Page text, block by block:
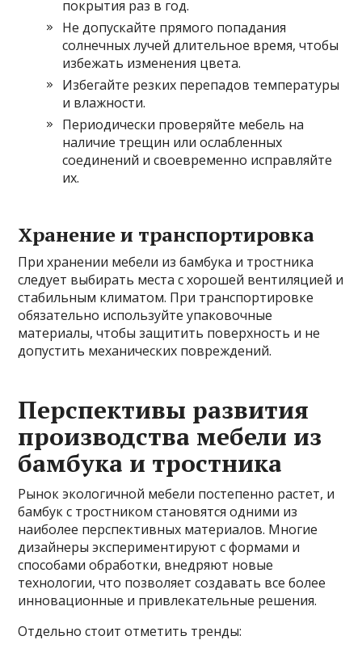
покрытия раз в год.
Не допускайте прямого попадания
солнечных лучей длительное время, чтобы
избежать изменения цвета.
Избегайте резких перепадов температуры
и влажности.
Периодически проверяйте мебель на
наличие трещин или ослабленных
соединений и своевременно исправляйте
их.
Хранение и транспортировка
При хранении мебели из бамбука и тростника
следует выбирать места с хорошей вентиляцией и
стабильным климатом. При транспортировке
обязательно используйте упаковочные
материалы, чтобы защитить поверхность и не
допустить механических повреждений.
Перспективы развития
производства мебели из
бамбука и тростника
Рынок экологичной мебели постепенно растет, и
бамбук с тростником становятся одними из
наиболее перспективных материалов. Многие
дизайнеры экспериментируют с формами и
способами обработки, внедряют новые
технологии, что позволяет создавать все более
инновационные и привлекательные решения.
Отдельно стоит отметить тренды: